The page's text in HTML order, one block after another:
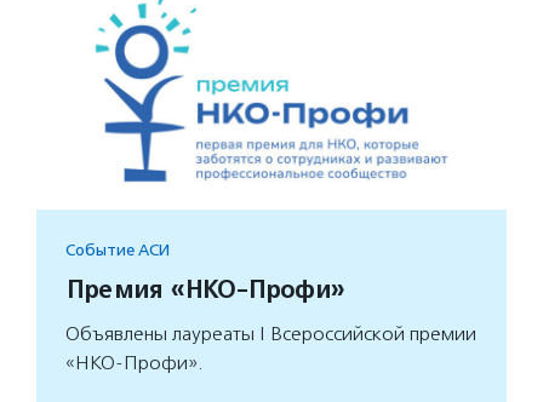
Событие АСИ
Премия «НКО-Профи»
Объявлены лауреаты I Всероссийской премии
«НКО-Профи».